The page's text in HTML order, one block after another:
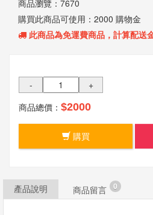
絡
我
們
商品瀏覽： 7670
購買此商品可使用： 2000 購物金
此商品為免運費商品，計算配送
-
+
商品總價： $2000
購買
產品說明 商品留言 0